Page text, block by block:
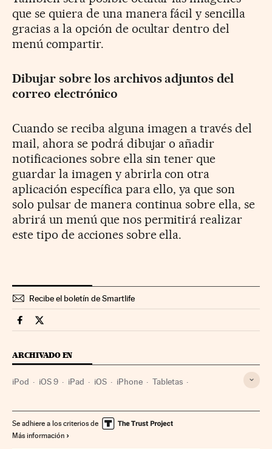
que se quiera de una manera fácil y sencilla
gracias a la opción de ocultar dentro del
menú compartir.
Dibujar sobre los archivos adjuntos del
correo electrónico
Cuando se reciba alguna imagen a través del
mail, ahora se podrá dibujar o añadir
notificaciones sobre ella sin tener que
guardar la imagen y abrirla con otra
aplicación específica para ello, ya que son
solo pulsar de manera continua sobre ella, se
abrirá un menú que nos permitirá realizar
este tipo de acciones sobre ella.
Recibe el boletín de Smartlife
Smartlife Cinco Días en Facebook
Smartlife Cinco Días en Twitter
ARCHIVADO EN
iPod iOS 9 iPad iOS iPhone Tabletas
Ordenadores Telefonía móvil multimedia
Se adhiere a los criterios de
Más información